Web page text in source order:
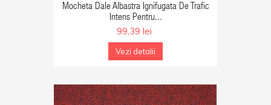
Mocheta Dale Albastra Ignifugata De Trafic
Intens Pentru...
99,39 lei
Vezi detalii